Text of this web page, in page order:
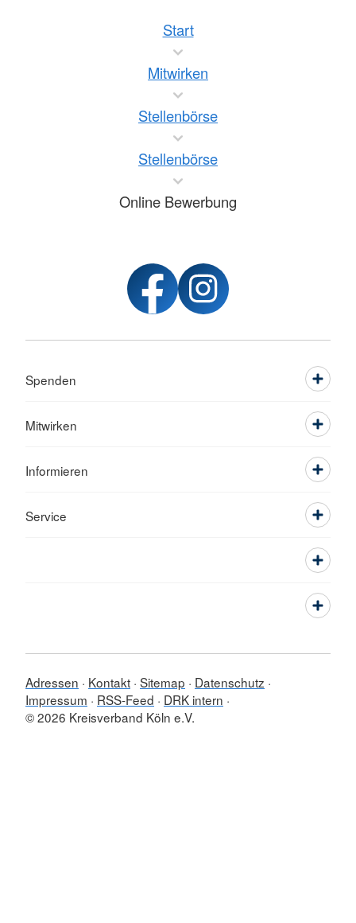
Start
Mitwirken
Stellenbörse
Stellenbörse
Online Bewerbung
Spenden
Mitwirken
Informieren
Service
Adressen Kontakt Sitemap
Datenschutz
Impressum
RSS-Feed
DRK intern
© 2026 Kreisverband Köln e.V.